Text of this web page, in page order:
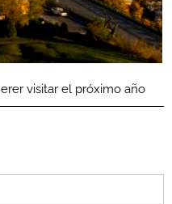
visitar el próximo año